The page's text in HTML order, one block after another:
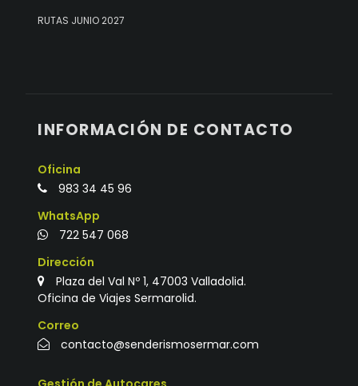
RUTAS JUNIO 2027
INFORMACIÓN DE CONTACTO
Oficina
983 34 45 96
WhatsApp
722 547 068
Dirección
Plaza del Val Nº 1, 47003 Valladolid.
Oficina de Viajes Sermarolid.
Correo
contacto@senderismosermar.com